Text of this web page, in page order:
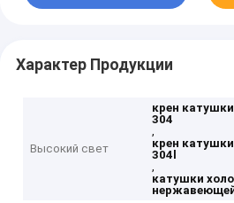
Характер Продукции
Высокий свет
крен
304
,
крен
304l
,
катушки